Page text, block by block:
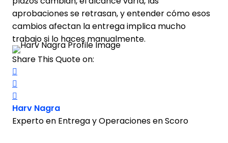
aprobaciones se retrasan, y entender cómo esos
cambios afectan la entrega implica mucho
trabajo si lo haces manualmente.
Share This Quote on:
Harv NagraOpens new window
Experto en Entrega y Operaciones en Scoro